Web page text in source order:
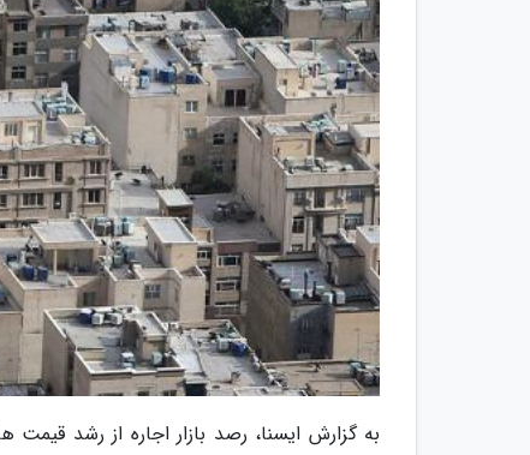
به گزارش ایسنا، رصد بازار اجاره از رشد